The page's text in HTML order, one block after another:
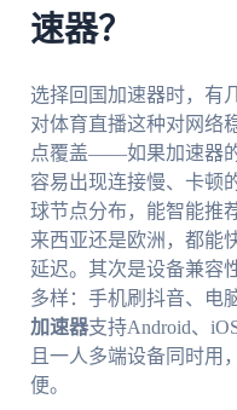
速器？
选择回国加速器时，有
对体育直播这种对网络
点覆盖——如果加速器
容易出现连接慢、卡顿
球节点分布，能智能推
来西亚还是欧洲，都能
延迟。其次是设备兼容
多样：手机刷抖音、电
加速器支持Android、
且一人多端设备同时用
便。